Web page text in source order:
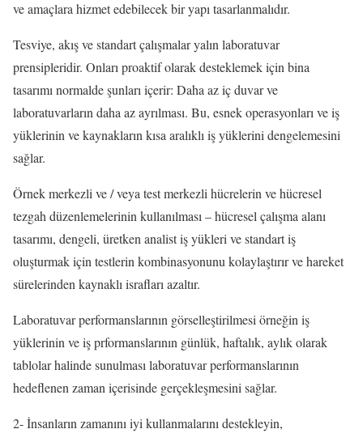
ve amaçlara hizmet edebilecek bir yapı tasarlanmalıdır.
Tesviye, akış ve standart çalışmalar yalın laboratuvar
prensipleridir. Onları proaktif olarak desteklemek için bina
tasarımı normalde şunları içerir: Daha az iç duvar ve
laboratuvarların daha az ayrılması. Bu, esnek operasyonları ve iş
yüklerinin ve kaynakların kısa aralıklı iş yüklerini dengelemesini
sağlar.
Örnek merkezli ve / veya test merkezli hücrelerin ve hücresel
tezgah düzenlemelerinin kullanılması – hücresel çalışma alanı
tasarımı, dengeli, üretken analist iş yükleri ve standart iş
oluşturmak için testlerin kombinasyonunu kolaylaştırır ve hareket
sürelerinden kaynaklı israfları azaltır.
Laboratuvar performanslarının görselleştirilmesi örneğin iş
yüklerinin ve iş prformanslarının günlük, haftalık, aylık olarak
tablolar halinde sunulması laboratuvar performanslarının
hedeflenen zaman içerisinde gerçekleşmesini sağlar.
2- İnsanların zamanını iyi kullanmalarını destekleyin,